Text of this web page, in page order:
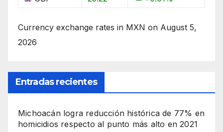
Currency exchange rates in MXN on August 5,
2026
Entradas recientes
Michoacán logra reducción histórica de 77% en
homicidios respecto al punto más alto en 2021